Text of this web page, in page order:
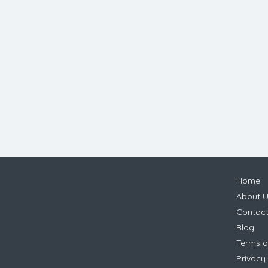
Home
About
Contact
Blog
Terms
Privacy